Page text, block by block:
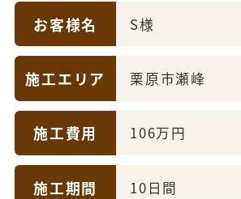
お客様名 S様
施工エリア 栗原市瀬峰
施工費用 106万円
施工期間 10日間